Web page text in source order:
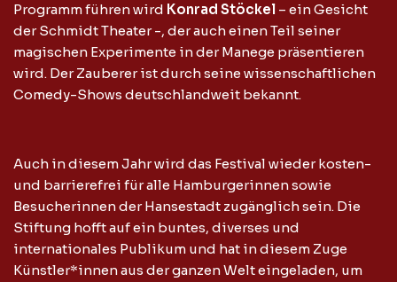
Programm führen wird Konrad Stöckel – ein Gesicht
der Schmidt Theater -, der auch einen Teil seiner
magischen Experimente in der Manege präsentieren
wird. Der Zauberer ist durch seine wissenschaftlichen
Comedy-Shows deutschlandweit bekannt.
Auch in diesem Jahr wird das Festival wieder kosten-
und barrierefrei für alle Hamburgerinnen sowie
Besucherinnen der Hansestadt zugänglich sein. Die
Stiftung hofft auf ein buntes, diverses und
internationales Publikum und hat in diesem Zuge
Künstler*innen aus der ganzen Welt eingeladen, um